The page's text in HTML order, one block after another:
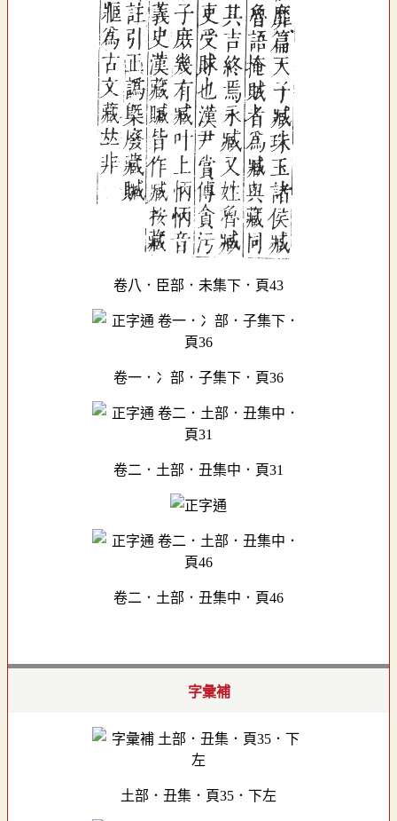
卷八．臣部．未集下．頁43
卷一．冫部．子集下．頁36
卷二．土部．丑集中．頁31
卷二．土部．丑集中．頁46
字彙補
土部．丑集．頁35．下左